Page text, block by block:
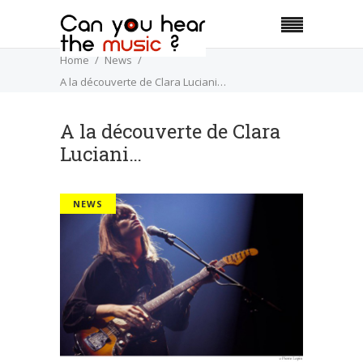
Home
News
A la découverte de Clara Luciani…
A la découverte de Clara
Luciani…
NEWS